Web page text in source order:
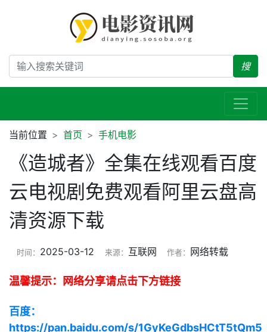
搜
当前位置 首页 手机电影
《造城者》全集在线观看百度
云电视剧免费观看阿里云盘高
清资源下载
时间： 2025-03-12 来源： 互联网 作者： 网络转载
温馨提示：网络分享请点击下方链接
百度：
https://pan.baidu.com/s/1GyKeGdbsHCtT5tQm5